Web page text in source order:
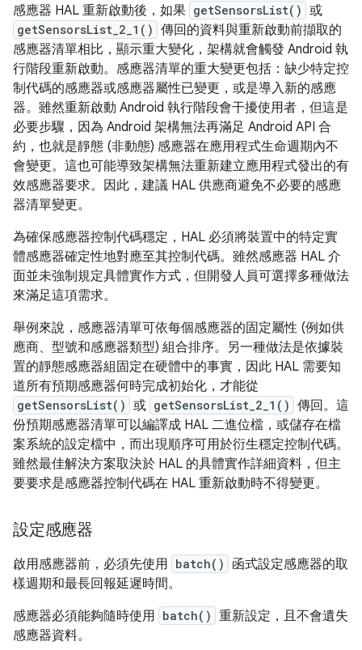
感應器 HAL 重新啟動後，如果 getSensorsList() 或
getSensorsList_2_1() 傳回的資料與重新啟動前擷取的
感應器清單相比，顯示重大變化，架構就會觸發 Android 執
行階段重新啟動。感應器清單的重大變更包括：缺少特定控
制代碼的感應器或感應器屬性已變更，或是導入新的感應
器。雖然重新啟動 Android 執行階段會干擾使用者，但這是
必要步驟，因為 Android 架構無法再滿足 Android API 合
約，也就是靜態 (非動態) 感應器在應用程式生命週期內不
會變更。這也可能導致架構無法重新建立應用程式發出的有
效感應器要求。因此，建議 HAL 供應商避免不必要的感應
器清單變更。
為確保感應器控制代碼穩定，HAL 必須將裝置中的特定實
體感應器確定性地對應至其控制代碼。雖然感應器 HAL 介
面並未強制規定具體實作方式，但開發人員可選擇多種做法
來滿足這項需求。
舉例來說，感應器清單可依每個感應器的固定屬性 (例如供
應商、型號和感應器類型) 組合排序。另一種做法是依據裝
置的靜態感應器組固定在硬體中的事實，因此 HAL 需要知
道所有預期感應器何時完成初始化，才能從
getSensorsList() 或 getSensorsList_2_1() 傳回。這
份預期感應器清單可以編譯成 HAL 二進位檔，或儲存在檔
案系統的設定檔中，而出現順序可用於衍生穩定控制代碼。
雖然最佳解決方案取決於 HAL 的具體實作詳細資料，但主
要要求是感應器控制代碼在 HAL 重新啟動時不得變更。
設定感應器
啟用感應器前，必須先使用 batch()
函式設定感應器的取
樣週期和最長回報延遲時間。
感應器必須能夠隨時使用 batch() 重新設定，且不會遺失
感應器資料。